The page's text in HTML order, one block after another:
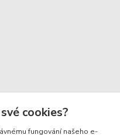
cookies?
fungování našeho e-